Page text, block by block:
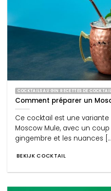
COCKTAILS AU GIN RECETTES DE
Comment préparer un
Ce cocktail est une
Moscow Mule, avec un
gingembre et les nuances [...]
BEKIJK COCKTAIL